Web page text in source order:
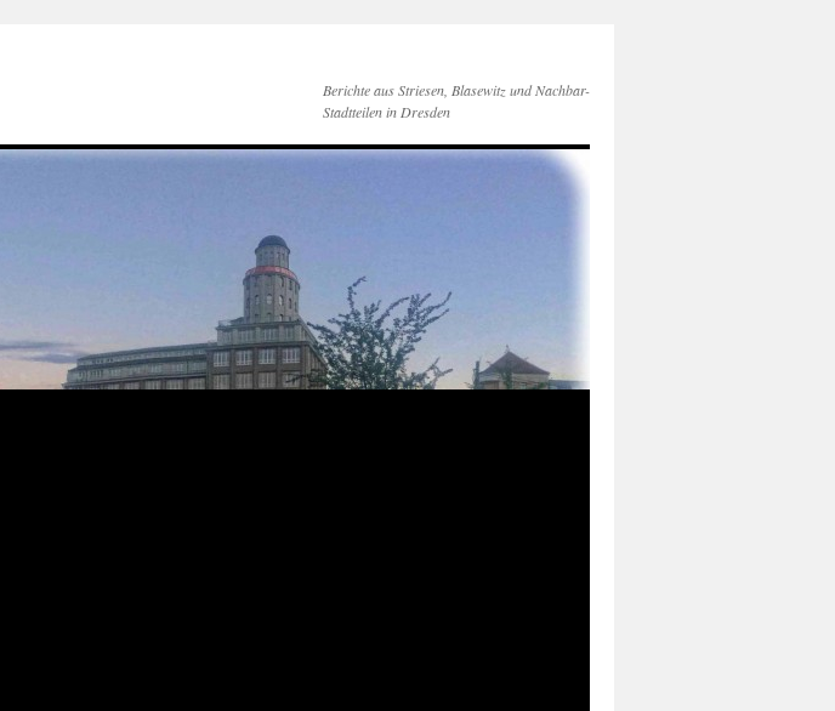
Berichte aus Striesen, Blasewitz und Nachbar-
Stadtteilen in Dresden